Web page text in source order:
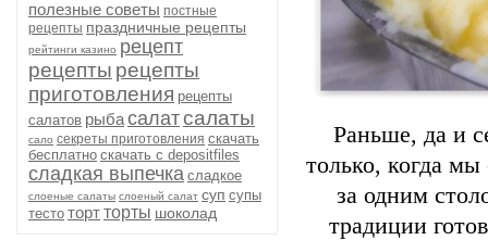
полезные советы постные
рецепты праздничные рецепты
рейтинги казино рецепт
рецепты рецепты
приготовления рецепты
салатов рыбасалатсалаты
сало секреты приготовления скачать
бесплатно скачать с depositfiles
сладкая выпечка сладкое
слоеные салаты слоеный салат суп супы
тесто тортторты шоколад
Раньше, да и
только, когда
за одним
традиции